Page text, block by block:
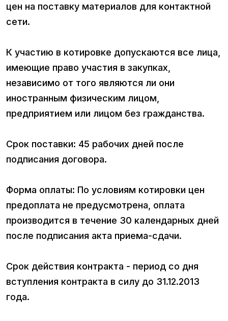
цен на поставку материалов для контактной
сети.
К участию в котировке допускаются все лица,
имеющие право участия в закупках,
независимо от того являются ли они
иностранным физическим лицом,
предприятием или лицом без гражданства.
Срок поставки: 45 рабочих дней после
подписания договора.
Форма оплаты: По условиям котировки цен
предоплата не предусмотрена, оплата
производится в течение 30 календарных дней
после подписания акта приема-сдачи.
Срок действия контракта - период со дня
вступления контракта в силу до 31.12.2013
года.